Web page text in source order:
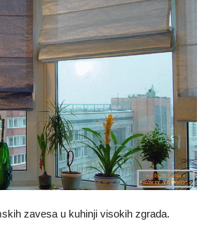
zavesa u kuhinji visokih zgrada.